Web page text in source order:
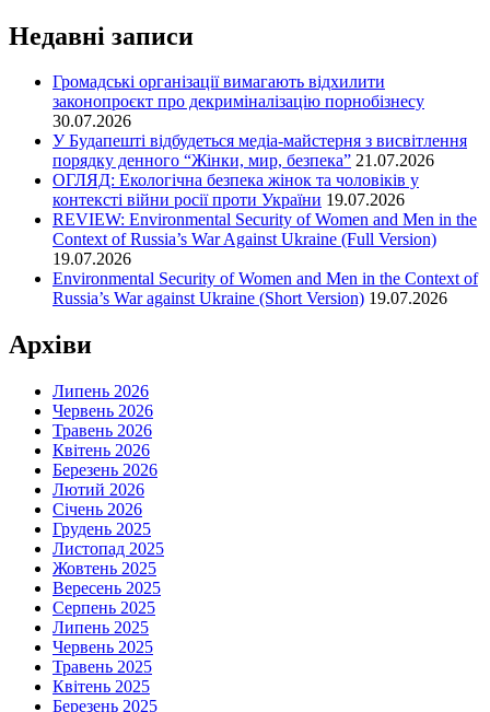
Недавні записи
Громадські організації вимагають відхилити
законопроєкт про декриміналізацію порнобізнесу
30.07.2026
У Будапешті відбудеться медіа-майстерня з висвітлення
порядку денного “Жінки, мир, безпека” 21.07.2026
ОГЛЯД: Екологічна безпека жінок та чоловіків у
контексті війни росії проти України 19.07.2026
REVIEW: Environmental Security of Women and Men in the
Context of Russia’s War Against Ukraine (Full Version)
19.07.2026
Environmental Security of Women and Men in the Context of
Russia’s War against Ukraine (Short Version) 19.07.2026
Архіви
Липень 2026
Червень 2026
Травень 2026
Квітень 2026
Березень 2026
Лютий 2026
Січень 2026
Грудень 2025
Листопад 2025
Жовтень 2025
Вересень 2025
Серпень 2025
Липень 2025
Червень 2025
Травень 2025
Квітень 2025
Березень 2025